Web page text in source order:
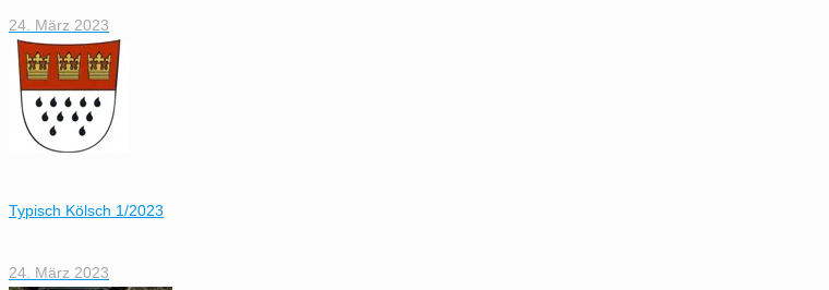
24. März 2023
Typisch Kölsch 1/2023
24. März 2023